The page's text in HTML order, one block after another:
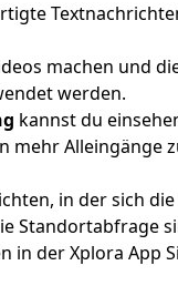
machen und
werden.
kannst du
Alleingänge
in der sich
Standortabfrage
der Xplora App